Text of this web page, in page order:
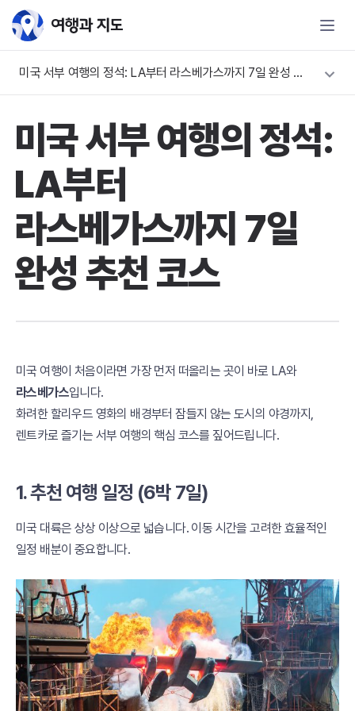
미국 서부 여행의 정석: LA부터 라스베가스까지 7일 완성 추천 코스
미국 서부 여행의 정석:
LA부터
라스베가스까지 7일
완성 추천 코스
미국 여행이 처음이라면 가장 먼저 떠올리는 곳이 바로 LA와
라스베가스입니다.
화려한 할리우드 영화의 배경부터 잠들지 않는 도시의 야경까지,
렌트카로 즐기는 서부 여행의 핵심 코스를 짚어드립니다.
1. 추천 여행 일정 (6박 7일)
미국 대륙은 상상 이상으로 넓습니다. 이동 시간을 고려한 효율적인
일정 배분이 중요합니다.